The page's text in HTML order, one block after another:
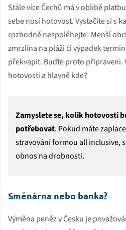
Stále více Čechů má v oblibě
sebe nosí hotovost. Vystačíte si s
rozhodně nespoléhejte! Menší
zmrzlina na pláži či výpadek
překvapit. Buďte proto připraveni.
hotovosti a hlavně kde?
Zamyslete se, kolik hotovosti
potřebovat. Pokud máte
stravování formou all inclusive,
obnos na drobnosti.
Směnárna nebo banka?
Výměna peněz v Česku je